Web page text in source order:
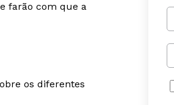
farão com que a
os diferentes